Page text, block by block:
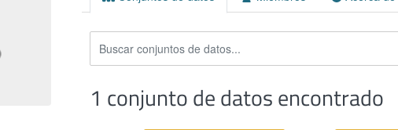
1 conjunto de datos encontrado